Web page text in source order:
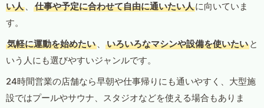
い人 、 仕事や予定に合わせて自由に通いたい人に向いていま
す。
気軽に運動を始めたい 、 いろいろなマシンや設備を使いたい と
いう人にも選びやすいジャンルです。
24時間営業の店舗なら早朝や仕事帰りにも通いやすく、大型施
設ではプールやサウナ、スタジオなどを使える場合もありま